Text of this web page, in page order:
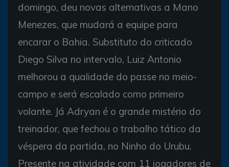
domingo, deu novas alternativas a Mano
Menezes, que mudará a equipe para
encarar o Bahia. Substituto do criticado
Diego Silva no intervalo, Luiz Antonio
melhorou a qualidade do passe no meio-
campo e será escalado como primeiro
volante. Já Adryan é o grande mistério do
treinador, que fechou o trabalho tático da
véspera da partida, no Ninho do Urubu.
Presente na atividade com 11 jogadores de